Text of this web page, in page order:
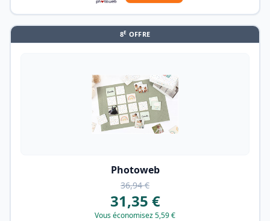
8E OFFRE
Photoweb
36,94 €
31,35 €
Vous économisez 5,59 €